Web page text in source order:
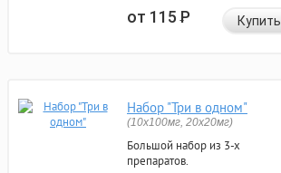
от 115Р Купить
Набор "Три в одном"
(10x100мг, 20x20мг)
Большой набор из 3-х
препаратов.